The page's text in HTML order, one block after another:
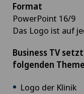
Format
PowerPoint 16/9
Das Logo ist auf
Business TV
folgenden
Logo der Klinik